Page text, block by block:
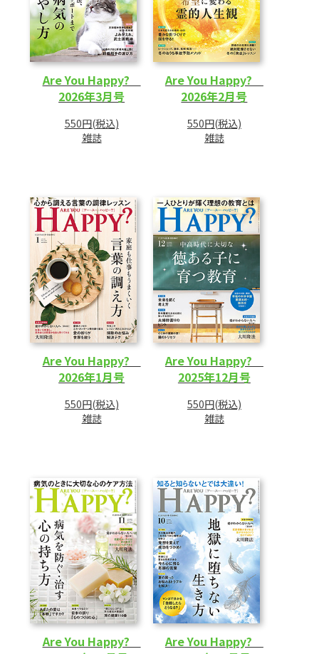
Are You Happy?
2026年3月号
550円(税込)
雑誌
Are You Happy?
2026年2月号
550円(税込)
雑誌
Are You Happy?
2026年1月号
550円(税込)
雑誌
Are You Happy?
2025年12月号
550円(税込)
雑誌
Are You Happy?
Are You Happy?